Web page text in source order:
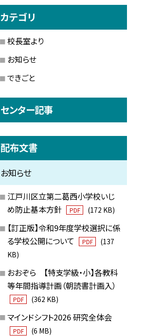
カテゴリ
校長室より
お知らせ
できごと
センター記事
配布文書
お知らせ
江戸川区立第二葛西小学校いじ
め防止基本方針
PDF (172 KB)
【訂正版】令和9年度学校選択に係
る学校公開について
PDF
(137
KB)
おおぞら 【特支学級・小】各教科
等年間指導計画（朝読書計画入）
PDF (362 KB)
マインドシフト2026 研究全体会
PDF (6 MB)